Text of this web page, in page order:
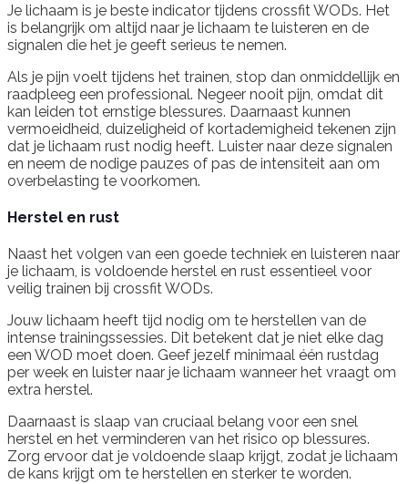
Je lichaam is je beste indicator tijdens crossfit WODs. Het
is belangrijk om altijd naar je lichaam te luisteren en de
signalen die het je geeft serieus te nemen.
Als je pijn voelt tijdens het trainen, stop dan onmiddellijk en
raadpleeg een professional. Negeer nooit pijn, omdat dit
kan leiden tot ernstige blessures. Daarnaast kunnen
vermoeidheid, duizeligheid of kortademigheid tekenen zijn
dat je lichaam rust nodig heeft. Luister naar deze signalen
en neem de nodige pauzes of pas de intensiteit aan om
overbelasting te voorkomen.
Herstel en rust
Naast het volgen van een goede techniek en luisteren naar
je lichaam, is voldoende herstel en rust essentieel voor
veilig trainen bij crossfit WODs.
Jouw lichaam heeft tijd nodig om te herstellen van de
intense trainingssessies. Dit betekent dat je niet elke dag
een WOD moet doen. Geef jezelf minimaal één rustdag
per week en luister naar je lichaam wanneer het vraagt om
extra herstel.
Daarnaast is slaap van cruciaal belang voor een snel
herstel en het verminderen van het risico op blessures.
Zorg ervoor dat je voldoende slaap krijgt, zodat je lichaam
de kans krijgt om te herstellen en sterker te worden.